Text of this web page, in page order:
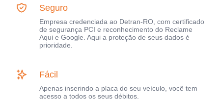
Seguro
Empresa credenciada ao Detran-RO, com certificado
de segurança PCI e reconhecimento do Reclame
Aqui e Google. Aqui a proteção de seus dados é
prioridade.
Fácil
Apenas inserindo a placa do seu veículo, você tem
acesso a todos os seus débitos.